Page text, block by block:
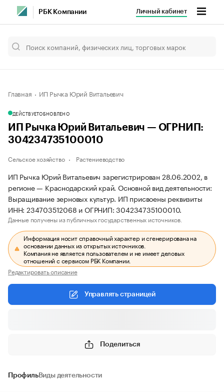
РБК Компании Личный кабинет
Главная ИП Рычка Юрий Витальевич
ДЕЙСТВУЕТОБНОВЛЕНО
ИП Рычка Юрий Витальевич — ОГРНИП:
304234735100010
Сельское хозяйство Растениеводство
ИП Рычка Юрий Витальевич зарегистрирован 28.06.2002, в
регионе — Краснодарский край. Основной вид деятельности:
Выращивание зерновых культур. ИП присвоены реквизиты
ИНН: 234703512068 и ОГРНИП: 304234735100010.
Данные получены из публичных государственных источников.
Информация носит справочный характер и сгенерирована на
основании данных из открытых источников.
Компания не является пользователем и не имеет деловых
отношений с сервисом РБК Компании.
Редактировать описание
Управлять страницей
Поделиться
ПрофильВиды деятельности